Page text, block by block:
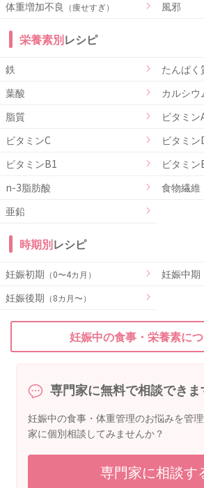
体重増加不良 （痩せすぎ） 風邪
栄養素別レシピ
鉄
たんぱく
葉酸
カルシウ
脂質
ビタミン
ビタミンC
ビタミン
ビタミンB1
ビタミン
n-3脂肪酸
食物繊維
亜鉛
時期別レシピ
妊娠初期 （0〜4カ月） 妊娠中期
妊娠後期 （8カ月〜）
妊娠中の食事・栄養素に
専門家に無料で相談できま
妊娠中の食事・体重管理のお悩みを管
家に個別相談してみませんか？
専門家に相談す